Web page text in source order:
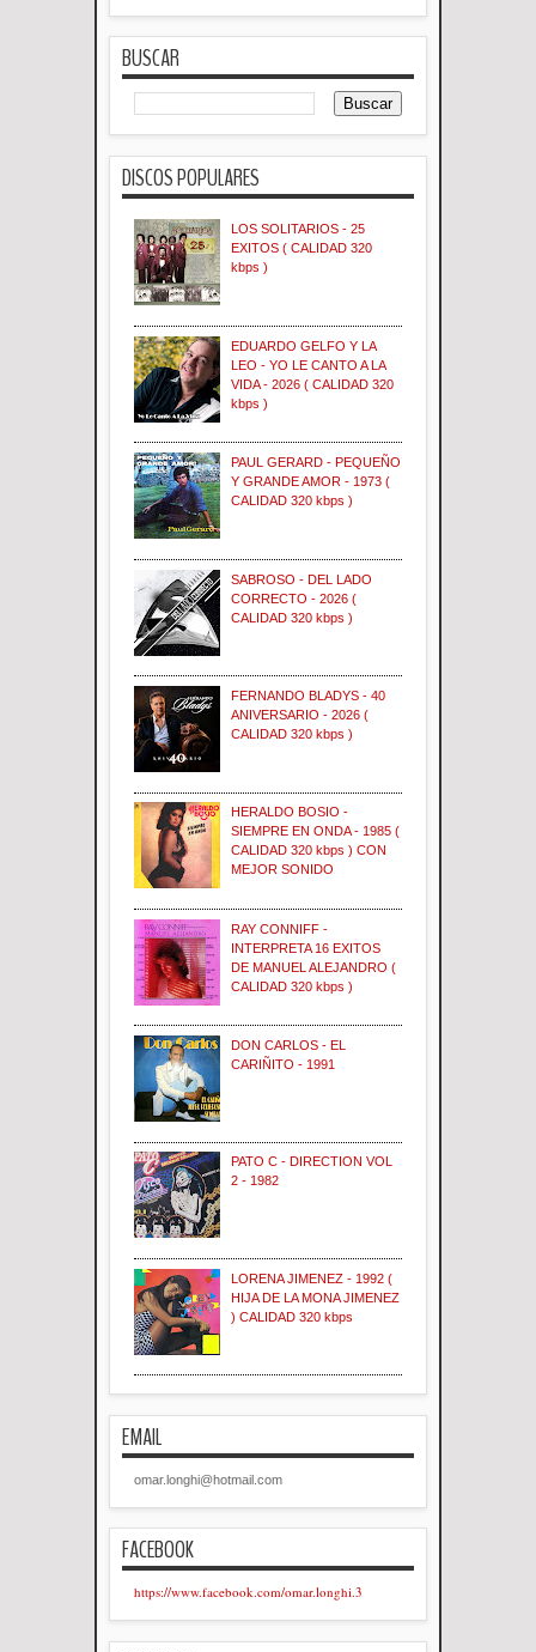
BUSCAR
DISCOS POPULARES
LOS SOLITARIOS - 25
EXITOS ( CALIDAD 320
kbps )
EDUARDO GELFO Y LA
LEO - YO LE CANTO A LA
VIDA - 2026 ( CALIDAD 320
kbps )
PAUL GERARD - PEQUEÑO
Y GRANDE AMOR - 1973 (
CALIDAD 320 kbps )
SABROSO - DEL LADO
CORRECTO - 2026 (
CALIDAD 320 kbps )
FERNANDO BLADYS - 40
ANIVERSARIO - 2026 (
CALIDAD 320 kbps )
HERALDO BOSIO -
SIEMPRE EN ONDA - 1985 (
CALIDAD 320 kbps ) CON
MEJOR SONIDO
RAY CONNIFF -
INTERPRETA 16 EXITOS
DE MANUEL ALEJANDRO (
CALIDAD 320 kbps )
DON CARLOS - EL
CARIÑITO - 1991
PATO C - DIRECTION VOL
2 - 1982
LORENA JIMENEZ - 1992 (
HIJA DE LA MONA JIMENEZ
) CALIDAD 320 kbps
EMAIL
omar.longhi@hotmail.com
FACEBOOK
https://www.facebook.com/omar.longhi.3